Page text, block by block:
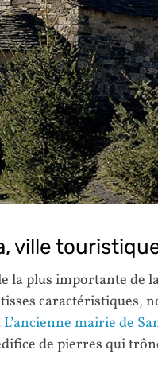
ville
la plus importante de
caractéristiques,
L’ancienne mairie de
de pierres qui